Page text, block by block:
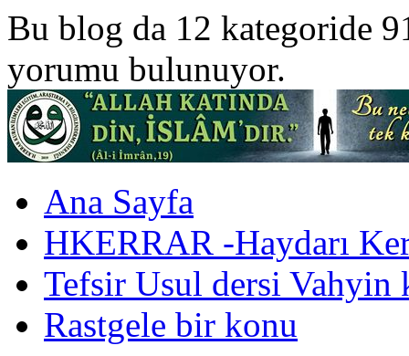
Bu blog da 12 kategoride
yorumu bulunuyor.
Ana Sayfa
HKERRAR -Haydarı
Tefsir Usul dersi Vahyin
Rastgele bir konu